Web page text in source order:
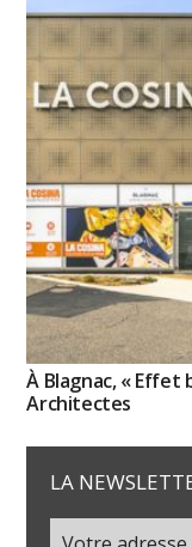
À Blagnac, « Effet
Architectes
LA